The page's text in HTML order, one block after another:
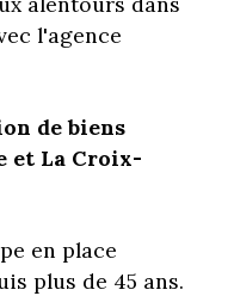
l'agence
de biens
et La Croix-
en place
plus de 45 ans.